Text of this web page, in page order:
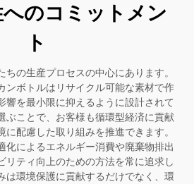
のコミットメン
ト
の生産プロセスの中心にあります。
ンボトルはリサイクル可能な素材で作
響を最小限に抑えるように設計されて
ぶことで、お客様も循環型経済に貢献
に配慮した取り組みを推進できます。
化によるエネルギー消費や廃棄物排出
リティ向上のための方法を常に追求し
は環境保護に貢献するだけでなく、環